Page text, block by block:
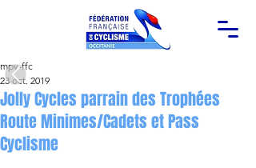
Jolly Cycles parrain des Trophées
Route Minimes/Cadets et Pass
Cyclisme
mpy-ffc
23 oct. 2019